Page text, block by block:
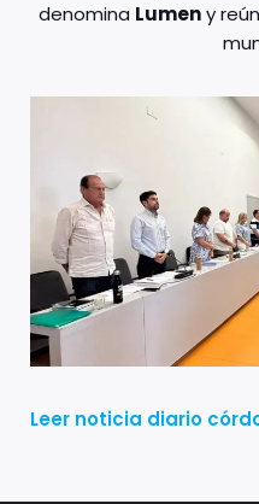
denomina Lumeny
Leer noticia diario